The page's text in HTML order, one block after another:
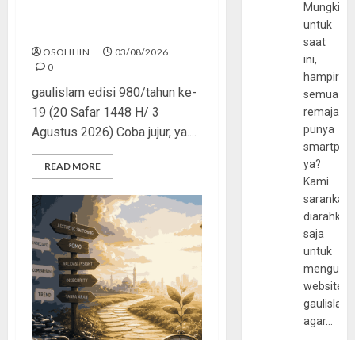
OSOLIHIN
03/08/2026
0
gaulislam edisi 980/tahun ke-
19 (20 Safar 1448 H/ 3
Agustus 2026) Coba jujur, ya....
READ MORE
Mungkin
untuk
saat
ini,
hampir
semua
remaja
punya
ya?
Kami
sarankan,
diarahkan
saja
untuk
website
agar…